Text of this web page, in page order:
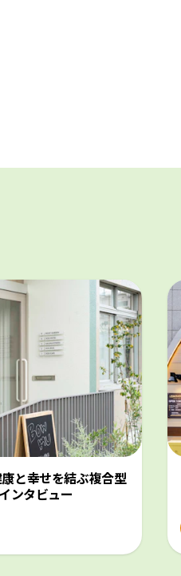
と幸せを結ぶ複合型
ンタビュー